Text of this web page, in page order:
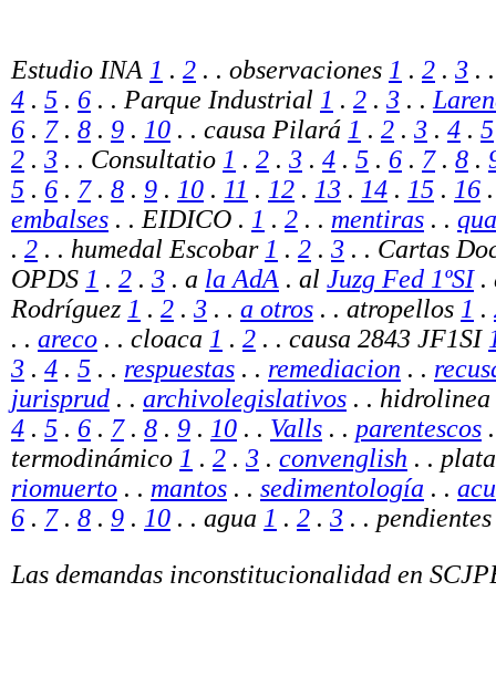
Estudio INA 1 . 2 . . observaciones 1 . 2 . 3 .
4 . 5 . 6 . . Parque Industrial 1 . 2 . 3 . .
6 . 7. 8 . 9 . 10 . . causa Pilará 1 . 2 . 3 . 4 . 5
2 . 3 . . Consultatio 1 . 2 . 3 . 4 . 5 . 6 . 7 . 8 .
5 . 6 . 7. 8 . 9 . 10 . 11 . 12 . 13 . 14 . 15 . 16
embalses . . EIDICO . 1 . 2 . . mentiras . .
. 2 . . humedal Escobar 1 . 2 . 3 . . Cartas
OPDS 1 . 2 . 3 . a la AdA . al Juzg Fed 1ºSI.
Rodríguez 1 . 2 . 3 . . a otros . . atropellos 1 .
. . areco . . cloaca 1 . 2 . . causa 2843 JF1SI
3 . 4 . 5 . . respuestas . . remediacion . .
jurisprud . . archivolegislativos . . hidrolinea
4 . 5 . 6 . 7. 8 . 9 . 10 . . Valls . . parentescos
termodinámico 1 . 2 . 3 . convenglish . .
riomuerto . . mantos . . sedimentología . .
6 . 7. 8 . 9 . 10 . . agua 1 . 2 . 3 . .
Las demandas inconstitucionalidad en